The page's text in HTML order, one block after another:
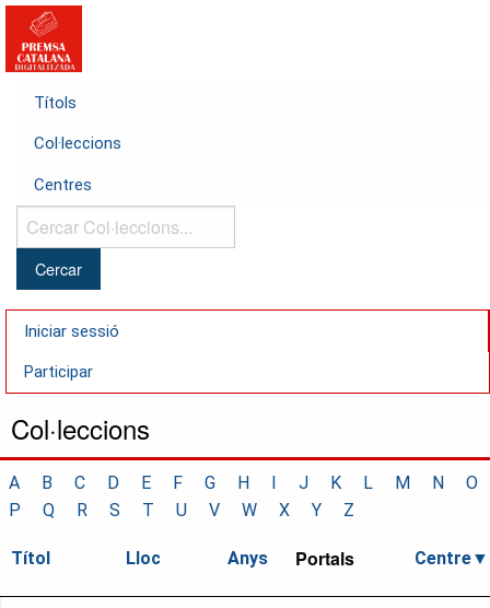
Títols
Col·leccions
Centres
Cercar
Col·leccions...
Iniciar sessió
Participar
Col·leccions
A B C D E F G H I J K L M N
O
P
Q R S T U V W X Y Z
Títol Lloc Anys Portals Centre